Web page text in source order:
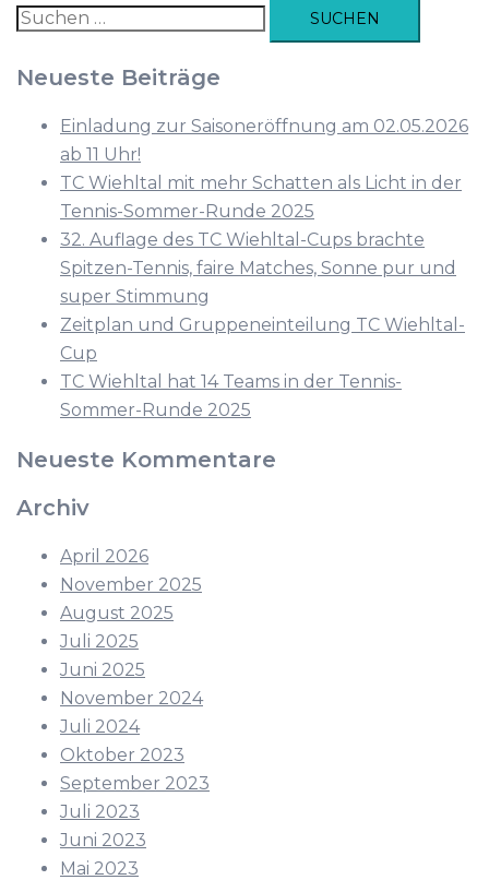
Suchen
Neueste Beiträge
Einladung zur Saisoneröffnung am 02.05.2026
ab 11 Uhr!
TC Wiehltal mit mehr Schatten als Licht in der
Tennis-Sommer-Runde 2025
32. Auflage des TC Wiehltal-Cups brachte
Spitzen-Tennis, faire Matches, Sonne pur und
super Stimmung
Zeitplan und Gruppeneinteilung TC Wiehltal-
Cup
TC Wiehltal hat 14 Teams in der Tennis-
Sommer-Runde 2025
Neueste Kommentare
Archiv
April 2026
November 2025
August 2025
Juli 2025
Juni 2025
November 2024
Juli 2024
Oktober 2023
September 2023
Juli 2023
Juni 2023
Mai 2023